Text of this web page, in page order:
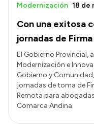
Con una exitosa
jornadas de
Modernización 18 de
El Gobierno Provincial,
Modernización e
Gobierno y
jornadas de toma de
Remota para
Comarca Andina.